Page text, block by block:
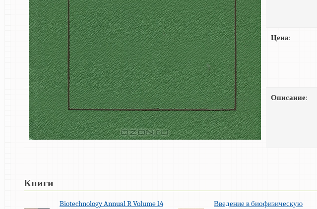
Цена:
Описание:
Книги
Biotechnology Annual R Volume 14
Введение в биофизическую